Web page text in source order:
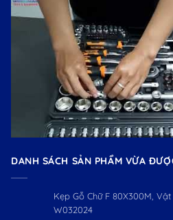
DANH SÁCH SẢN PHẨM VỪA
Kẹp Gỗ Chữ F 80X300M,
W032024